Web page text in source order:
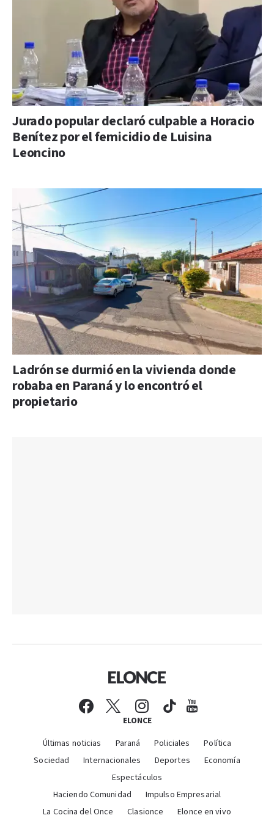
Jurado popular declaró culpable a Horacio
Benítez por el femicidio de Luisina
Leoncino
Ladrón se durmió en la vivienda donde
robaba en Paraná y lo encontró el
propietario
ELONCE
Últimas noticias Paraná Policiales
Política
Sociedad
Internacionales Deportes
Economía
Espectáculos
Haciendo Comunidad
Impulso Empresarial
La Cocina del Once
Clasionce Elonce en vivo